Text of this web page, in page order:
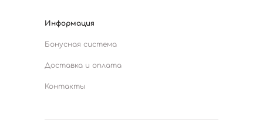
Информация
Бонусная система
Доставка и оплата
Контакты